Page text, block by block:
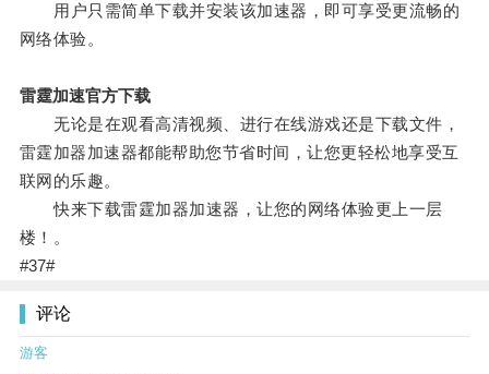
用户只需简单下载并安装该加速器，即可享受更流畅的
网络体验。
雷霆加速官方下载
无论是在观看高清视频、进行在线游戏还是下载文件，
雷霆加器加速器都能帮助您节省时间，让您更轻松地享受互
联网的乐趣。
快来下载雷霆加器加速器，让您的网络体验更上一层
楼！。
#37#
评论
游客